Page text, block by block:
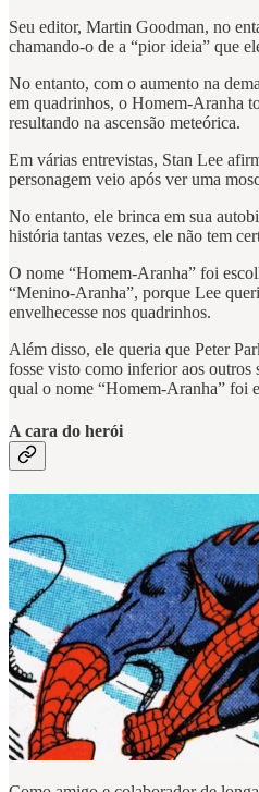
Seu editor, Martin Goodman, no
chamando-o de a “pior ideia” que
No entanto, com o aumento na
em quadrinhos, o Homem-Aranha
resultando na ascensão meteórica.
Em várias entrevistas, Stan Lee
personagem veio após ver uma
No entanto, ele brinca em sua
história tantas vezes, ele não tem
O nome “Homem-Aranha” foi
“Menino-Aranha”, porque Lee
envelhecesse nos quadrinhos.
Além disso, ele queria que Peter
fosse visto como inferior aos outros
qual o nome “Homem-Aranha” foi
A cara do herói